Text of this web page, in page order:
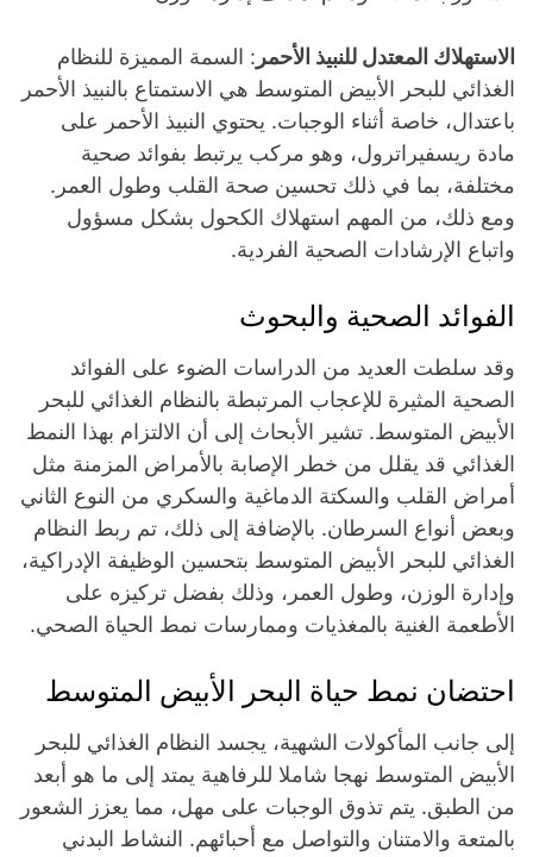
الاستهلاك المعتدل للنبيذ الأحمر : السمة المميزة للنظام
الغذائي للبحر الأبيض المتوسط ​​هي الاستمتاع بالنبيذ الأحمر
باعتدال، خاصة أثناء الوجبات. يحتوي النبيذ الأحمر على
مادة ريسفيراترول، وهو مركب يرتبط بفوائد صحية
مختلفة، بما في ذلك تحسين صحة القلب وطول العمر.
ومع ذلك، من المهم استهلاك الكحول بشكل مسؤول
واتباع الإرشادات الصحية الفردية.
الفوائد الصحية والبحوث
وقد سلطت العديد من الدراسات الضوء على الفوائد
الصحية المثيرة للإعجاب المرتبطة بالنظام الغذائي للبحر
الأبيض المتوسط. تشير الأبحاث إلى أن الالتزام بهذا النمط
الغذائي قد يقلل من خطر الإصابة بالأمراض المزمنة مثل
أمراض القلب والسكتة الدماغية والسكري من النوع الثاني
وبعض أنواع السرطان. بالإضافة إلى ذلك، تم ربط النظام
الغذائي للبحر الأبيض المتوسط ​​بتحسين الوظيفة الإدراكية،
وإدارة الوزن، وطول العمر، وذلك بفضل تركيزه على
الأطعمة الغنية بالمغذيات وممارسات نمط الحياة الصحي.
احتضان نمط حياة البحر الأبيض المتوسط
إلى جانب المأكولات الشهية، يجسد النظام الغذائي للبحر
الأبيض المتوسط ​​نهجا شاملا للرفاهية يمتد إلى ما هو أبعد
من الطبق. يتم تذوق الوجبات على مهل، مما يعزز الشعور
بالمتعة والامتنان والتواصل مع أحبائهم. النشاط البدني